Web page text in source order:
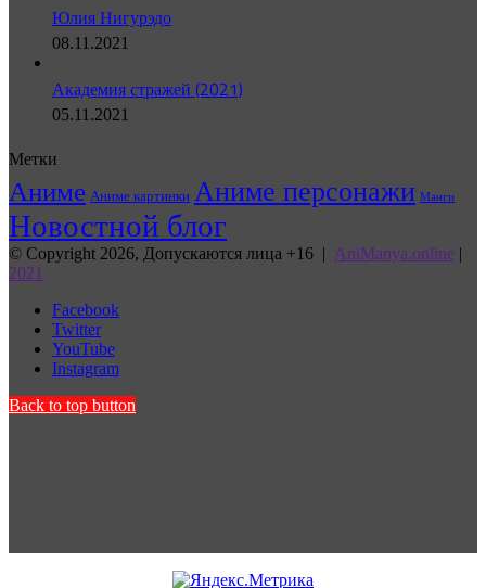
Юлия Нигурэдо
08.11.2021
Академия стражей (2021)
05.11.2021
Метки
Аниме Аниме картинки Аниме персонажи Манги
Новостной блог
© Copyright 2026, Допускаются лица +16 | AniManya.online |
2021
Facebook
Twitter
YouTube
Instagram
Back to top button